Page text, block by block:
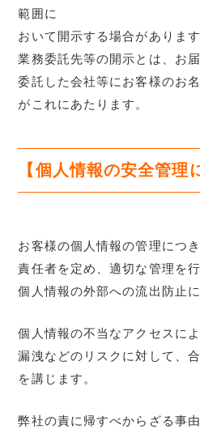
範囲に
おいて開示する場合があります
業務委託先等の開示とは、お
委託した会社等にお客様のお
がこれにあたります。
【個人情報の安全管理
お客様の個人情報の管理につ
責任者を定め、適切な管理を行
個人情報の外部への流出防止に
個人情報の不当なアクセスに
漏洩などのリスクに対して、
を講じます。
弊社の責に帰すべからざる事